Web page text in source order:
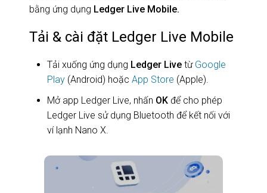
bằng ứng dụng Ledger Live Mobile.
Tải & cài đặt Ledger Live Mobile
Tải xuống ứng dụng Ledger Live từ Google
Play (Android) hoặc App Store (Apple).
Mở app Ledger Live, nhấn OK để cho phép
Ledger Live sử dụng Bluetooth để kết nối với
ví lạnh Nano X.